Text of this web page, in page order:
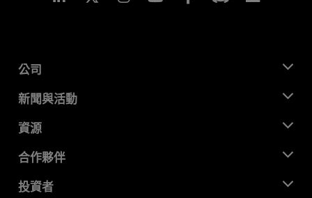
公司
關於 AMD
企業責任
招聘
聯絡我們
新聞與活動
新聞室
媒體庫
資源
開發者中心
案例研究
合作夥伴
AMD 合作夥伴中心
投資者